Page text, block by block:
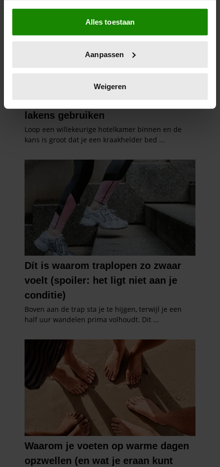
Als u het toestaat, willen we ook graag:
Informatie verzamelen over uw geografische
locatie, die tot een paar meter nauwkeurig kan zijn
scannen op specifieke eigenschappen (fingerprinting)
verwerkt en stel uw voorkeuren in het
intrekken in de Cookieverklaring.
We gebruiken cookies om content en advertenties te
personaliseren, om functies voor social media te bieden
informatie over uw gebruik van onze site met onze
partners voor social media, adverteren en analyse. Deze
partners kunnen deze gegevens combineren met andere
informatie die u aan ze heeft verstrekt of die ze hebben
verzameld op basis van uw gebruik van hun services. U
gaat akkoord met onze cookies als u onze website blijft
gebruiken.
Alles toestaan
Aanpassen
Weigeren